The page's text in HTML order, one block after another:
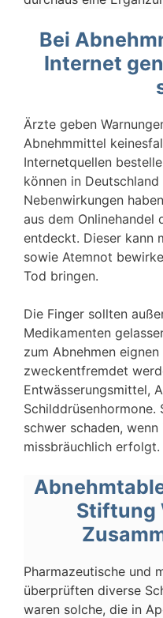
Bei
Internet
Ärzte geben
Abnehmmittel
Internetquellen
können in
Nebenwirkungen
aus dem
entdeckt. Dieser kann
sowie Atemnot
Tod bringen.
Die Finger sollten
Medikamenten
zum Abnehmen
zweckentfremdet
Entwässerungsmittel,
Schilddrüsenhormone.
schwer schaden,
missbräuchlich erfolgt.
Stiftung
Pharmazeutische und
überprüften diverse
waren solche, die in